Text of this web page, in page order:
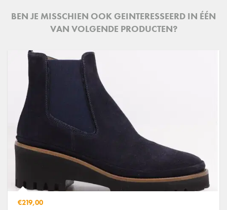
BEN JE MISSCHIEN OOK GEINTERESSEERD IN ÉÉN
VAN VOLGENDE PRODUCTEN?
€219,00